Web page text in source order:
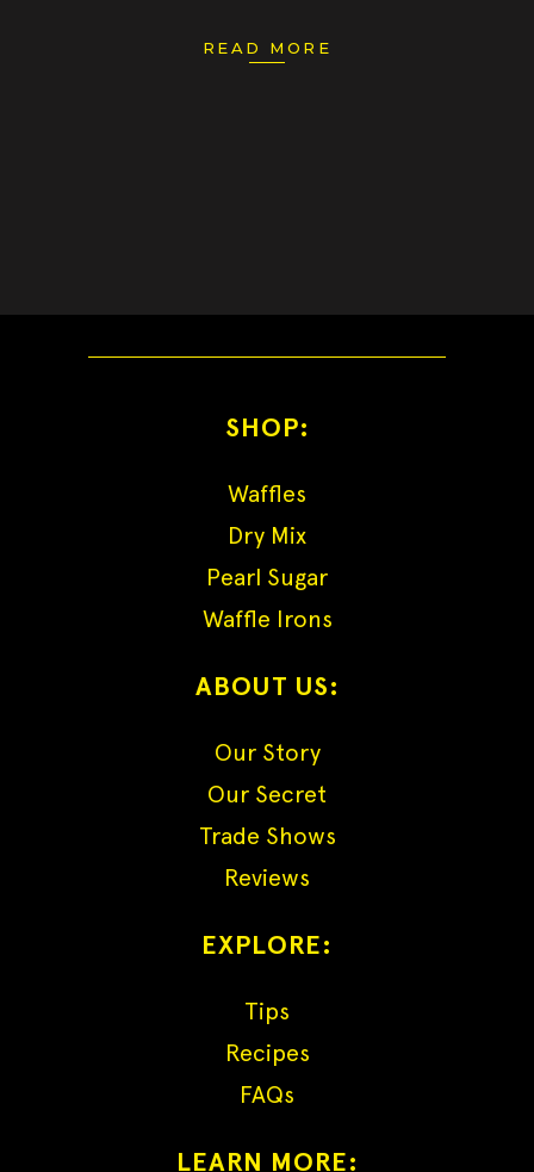
READ MORE
SHOP:
Waffles
Dry Mix
Pearl Sugar
Waffle Irons
ABOUT US:
Our Story
Our Secret
Trade Shows
Reviews
EXPLORE:
Tips
Recipes
FAQs
LEARN MORE: